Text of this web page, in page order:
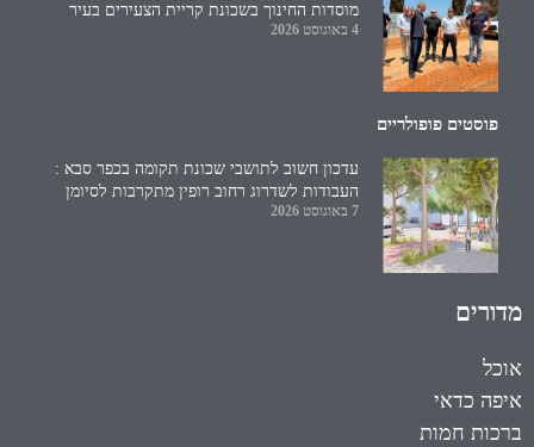
מוסדות החינוך בשכונת קריית הצעירים בעיר
4 באוגוסט 2026
פוסטים פופולריים
עדכון חשוב לתושבי שכונת תקומה בכפר סבא :
העבודות לשדרוג רחוב רופין מתקרבות לסיומן
7 באוגוסט 2026
מדורים
אוכל
איפה כדאי
ברכות חמות